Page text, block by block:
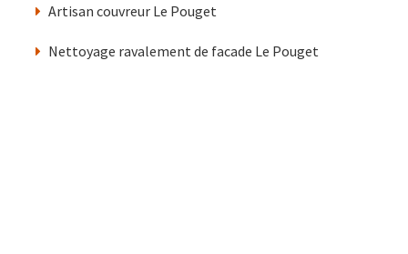
Artisan couvreur Le Pouget
Nettoyage ravalement de facade Le Pouget